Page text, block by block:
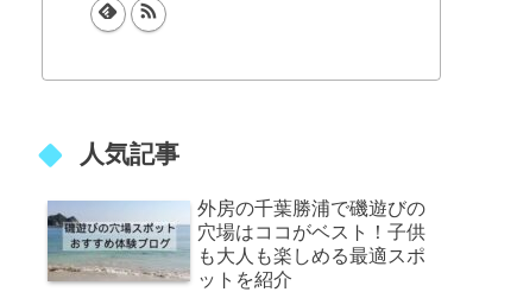
人気記事
外房の千葉勝浦で磯遊びの
穴場はココがベスト！子供
も大人も楽しめる最適スポ
ットを紹介